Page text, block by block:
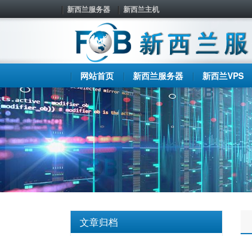
新西兰服务器 新西兰主机
网站首页 新西兰服务器 新西兰VPS
文章归档